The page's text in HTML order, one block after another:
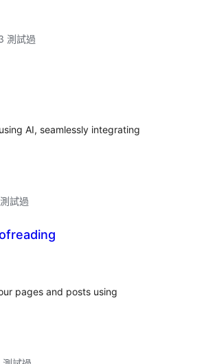
測試過
AI, seamlessly integrating
試過
pages and posts using